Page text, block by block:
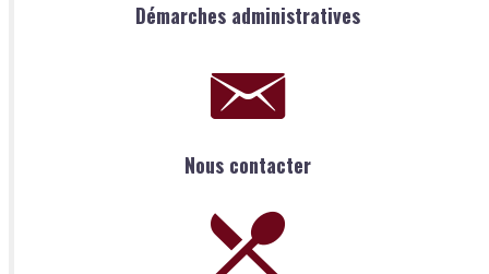
Démarches administratives
Nous contacter